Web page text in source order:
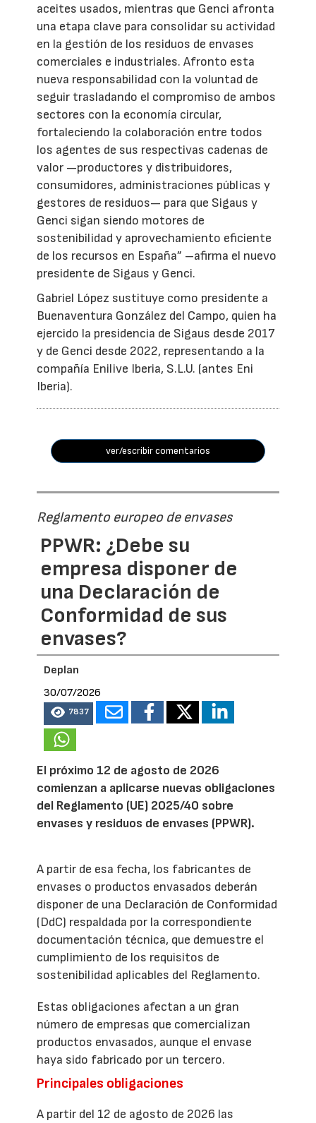
aceites usados, mientras que Genci afronta
una etapa clave para consolidar su actividad
en la gestión de los residuos de envases
comerciales e industriales. Afronto esta
nueva responsabilidad con la voluntad de
seguir trasladando el compromiso de ambos
sectores con la economía circular,
fortaleciendo la colaboración entre todos
los agentes de sus respectivas cadenas de
valor —productores y distribuidores,
consumidores, administraciones públicas y
gestores de residuos— para que Sigaus y
Genci sigan siendo motores de
sostenibilidad y aprovechamiento eficiente
de los recursos en España” –afirma el nuevo
presidente de Sigaus y Genci.
Gabriel López sustituye como presidente a
Buenaventura González del Campo, quien ha
ejercido la presidencia de Sigaus desde 2017
y de Genci desde 2022, representando a la
compañía Enilive Iberia, S.L.U. (antes Eni
Iberia).
ver/escribir comentarios
Reglamento europeo de envases
PPWR: ¿Debe su
empresa disponer de
una Declaración de
Conformidad de sus
envases?
Deplan
30/07/2026
7837
El próximo 12 de agosto de 2026
comienzan a aplicarse nuevas obligaciones
del Reglamento (UE) 2025/40 sobre
envases y residuos de envases (PPWR).
A partir de esa fecha, los fabricantes de
envases o productos envasados deberán
disponer de una Declaración de Conformidad
(DdC) respaldada por la correspondiente
documentación técnica, que demuestre el
cumplimiento de los requisitos de
sostenibilidad aplicables del Reglamento.
Estas obligaciones afectan a un gran
número de empresas que comercializan
productos envasados, aunque el envase
haya sido fabricado por un tercero.
Principales obligaciones
A partir del 12 de agosto de 2026 las